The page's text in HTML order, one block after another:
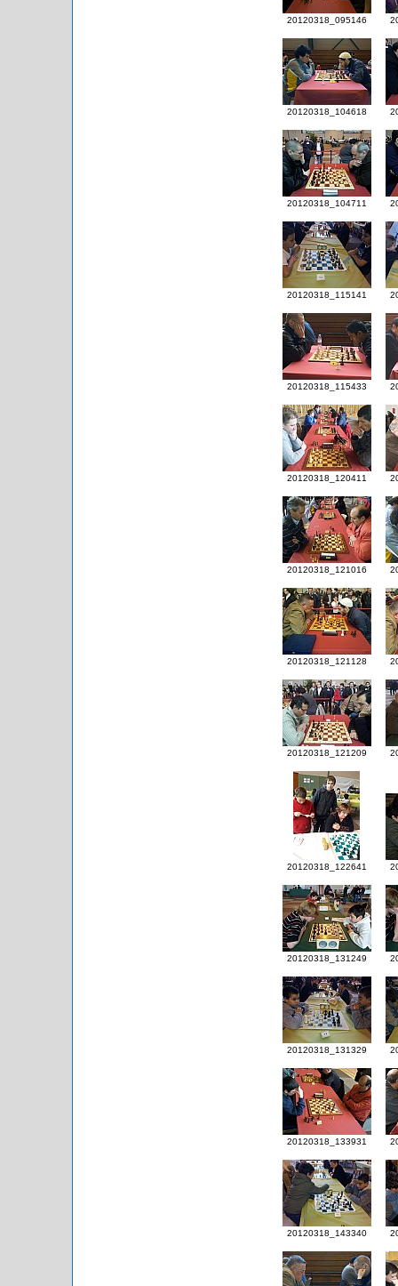
20120318_095146
20120318_104618
20120318_104711
20120318_115141
20120318_115433
20120318_120411
20120318_121016
20120318_121128
20120318_121209
20120318_122641
20120318_131249
20120318_131329
20120318_133931
20120318_143340